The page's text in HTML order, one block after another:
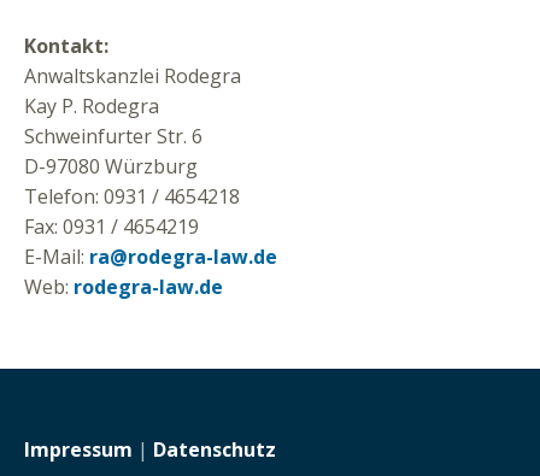
Kontakt:
Anwaltskanzlei Rodegra
Kay P. Rodegra
Schweinfurter Str. 6
D-97080 Würzburg
Telefon: 0931 / 4654218
Fax: 0931 / 4654219
E-Mail: ra@rodegra-law.de
Web: rodegra-law.de
Impressum | Datenschutz